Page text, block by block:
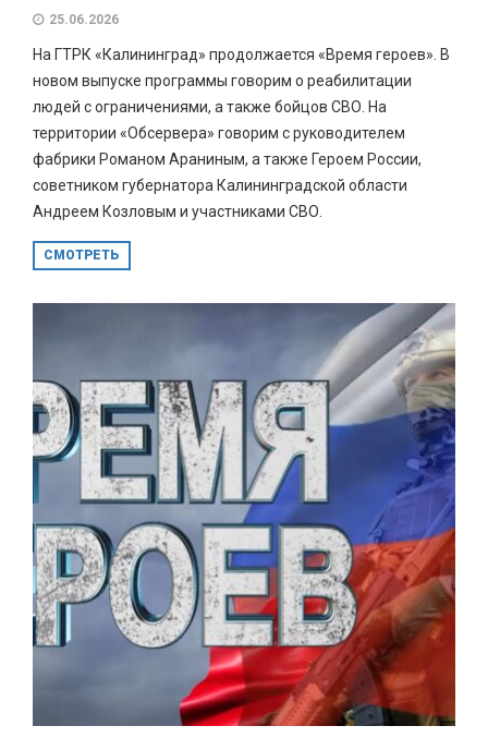
25.06.2026
На ГТРК «Калининград» продолжается «Время героев». В
новом выпуске программы говорим о реабилитации
людей с ограничениями, а также бойцов СВО. На
территории «Обсервера» говорим с руководителем
фабрики Романом Араниным, а также Героем России,
советником губернатора Калининградской области
Андреем Козловым и участниками СВО.
СМОТРЕТЬ